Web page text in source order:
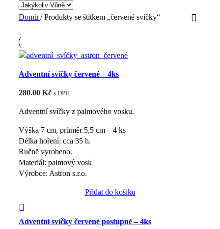
Domů / Produkty se štítkem „červené svíčky“
Adventní svíčky červené – 4ks
280.00 Kč s DPH
Adventní svíčky z palmového vosku.
Výška 7 cm, průměr 5,5 cm – 4 ks
Délka hoření: cca 35 h.
Ručně vyrobeno.
Materiál: palmový vosk
Výrobce: Astron s.r.o.
Přidat do košíku
Adventní svíčky červené postupné – 4ks